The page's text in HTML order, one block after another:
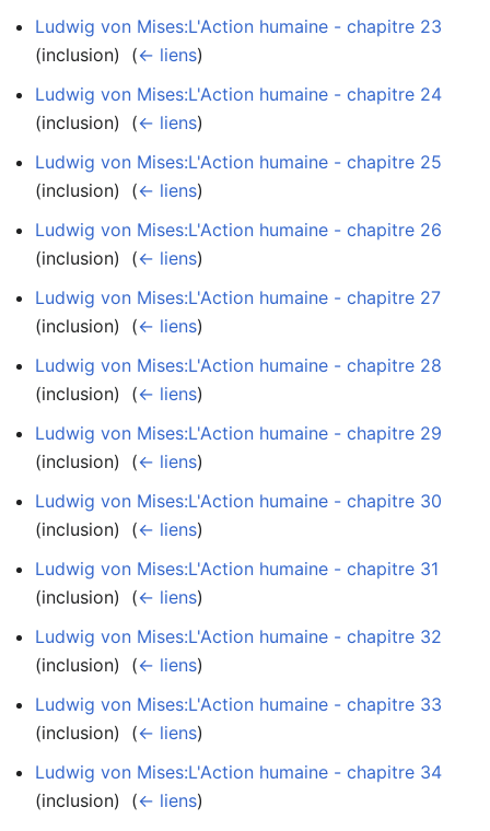
Ludwig von Mises:L'Action humaine - chapitre 23
(inclusion) ‎ (← liens)
Ludwig von Mises:L'Action humaine - chapitre 24
(inclusion) ‎ (← liens)
Ludwig von Mises:L'Action humaine - chapitre 25
(inclusion) ‎ (← liens)
Ludwig von Mises:L'Action humaine - chapitre 26
(inclusion) ‎ (← liens)
Ludwig von Mises:L'Action humaine - chapitre 27
(inclusion) ‎ (← liens)
Ludwig von Mises:L'Action humaine - chapitre 28
(inclusion) ‎ (← liens)
Ludwig von Mises:L'Action humaine - chapitre 29
(inclusion) ‎ (← liens)
Ludwig von Mises:L'Action humaine - chapitre 30
(inclusion) ‎ (← liens)
Ludwig von Mises:L'Action humaine - chapitre 31
(inclusion) ‎ (← liens)
Ludwig von Mises:L'Action humaine - chapitre 32
(inclusion) ‎ (← liens)
Ludwig von Mises:L'Action humaine - chapitre 33
(inclusion) ‎ (← liens)
Ludwig von Mises:L'Action humaine - chapitre 34
(inclusion) ‎ (← liens)